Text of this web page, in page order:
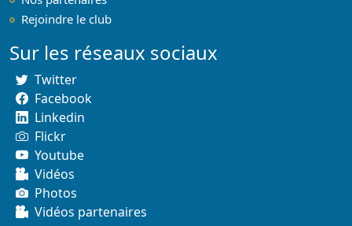
Rejoindre le club
Sur les réseaux sociaux
Twitter
Facebook
Linkedin
Flickr
Youtube
Vidéos
Photos
Vidéos partenaires